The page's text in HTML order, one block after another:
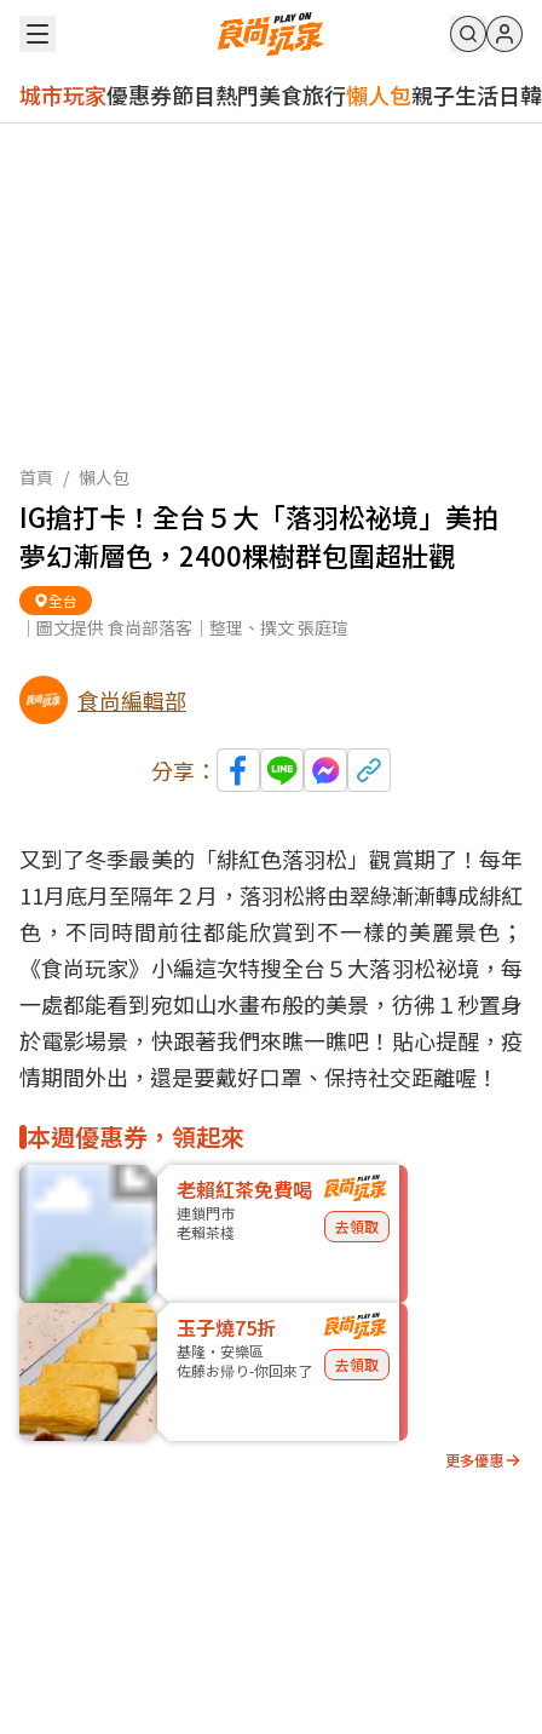
城市玩家優惠券節目熱門美食旅行懶人包親子生活日韓
首頁 / 懶人包
IG搶打卡！全台５大「落羽松祕境」美拍
夢幻漸層色，2400棵樹群包圍超壯觀
全台
｜圖文提供 食尚部落客｜整理、撰文 張庭瑄
食尚編輯部
分享：
又到了冬季最美的「緋紅色落羽松」觀賞期了！每年
11月底月至隔年２月，落羽松將由翠綠漸漸轉成緋紅
色，不同時間前往都能欣賞到不一樣的美麗景色；
《食尚玩家》小編這次特搜全台５大落羽松祕境，每
一處都能看到宛如山水畫布般的美景 ，彷彿１秒置身
於電影場景，快跟著我們來瞧一瞧吧！貼心提醒， 疫
情期間外出，還是要戴好口罩、保持社交距離喔！
本週優惠券，領起來
老賴紅茶免費喝
連鎖門市
老賴茶棧
去領取
玉子燒75折
基隆・安樂區
佐藤お帰り-你回來了
去領取
更多優惠